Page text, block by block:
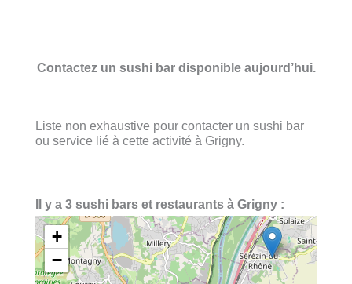
Contactez un sushi bar disponible aujourd’hui.
Liste non exhaustive pour contacter un sushi bar
ou service lié à cette activité à Grigny.
Il y a 3 sushi bars et restaurants à Grigny :
+
−